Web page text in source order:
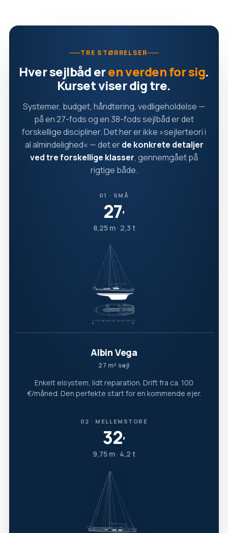
TRE STØRRELSER
Hver sejlbåd eren verden for sig.
Kurset viser dig tre.
Systemer, budget, håndtering, vedligeholdelse —
på en 27-fods og en 38-fods sejlbåd er det
forskellige discipliner. Det her er ikke »sejlerteori i
al almindelighed« — det erde konkrete detaljer
ved tre forskellige klasser, gennemgået på
rigtige både.
01 · SMÅ
27′
8,25 m · 2,3 t
Albin Vega
27 m² sejl
Enkelt elsystem, lidt reparation. Drift fra ca. 100
€/måned. Den perfekte start for en kommende ejer.
02 · MELLEMSTORE
32′
9,75 m · 4,2 t